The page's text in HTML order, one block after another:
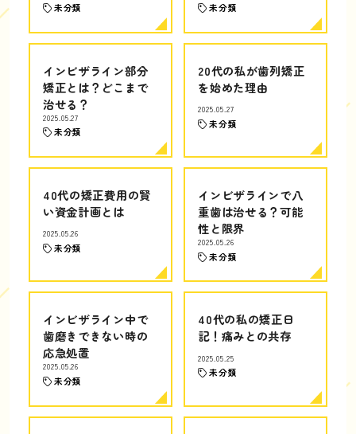
未分類 未分類
インビザライン部分
矯正とは？どこまで
治せる？
2025.05.27
未分類
20代の私が歯列矯正
を始めた理由
2025.05.27
未分類
40代の矯正費用の賢
い資金計画とは
2025.05.26
未分類
インビザラインで八
重歯は治せる？可能
性と限界
2025.05.26
未分類
インビザライン中で
歯磨きできない時の
応急処置
2025.05.26
未分類
40代の私の矯正日
記！痛みとの共存
2025.05.25
未分類